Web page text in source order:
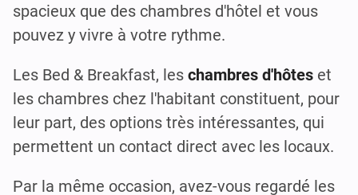
spacieux que des chambres d'hôtel et vous
pouvez y vivre à votre rythme.
Les Bed & Breakfast, les chambres d'hôtes et
les chambres chez l'habitant constituent, pour
leur part, des options très intéressantes, qui
permettent un contact direct avec les locaux.
Par la même occasion, avez-vous regardé les